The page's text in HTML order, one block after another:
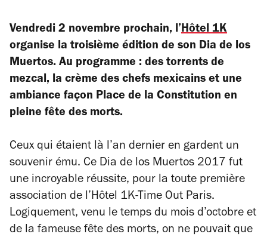
Vendredi 2 novembre prochain, l’Hôtel 1K
organise la troisième édition de son Dia de los
Muertos. Au programme : des torrents de
mezcal, la crème des chefs mexicains et une
ambiance façon Place de la Constitution en
pleine fête des morts.
Ceux qui étaient là l’an dernier en gardent un
souvenir ému. Ce Dia de los Muertos 2017 fut
une incroyable réussite, pour la toute première
association de l’Hôtel 1K-Time Out Paris.
Logiquement, venu le temps du mois d’octobre et
de la fameuse fête des morts, on ne pouvait que